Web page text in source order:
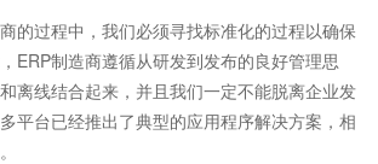
的过程中，我们必须寻找标准化的过程以确保
ERP制造商遵循从研发到发布的良好管理思
离线结合起来，并且我们一定不能脱离企业发
平台已经推出了典型的应用程序解决方案，相